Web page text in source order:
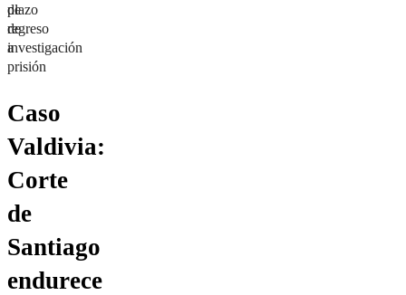
plazo
de
investigación
de
regreso
a
prisión
Caso
Valdivia:
Corte
de
Santiago
endurece